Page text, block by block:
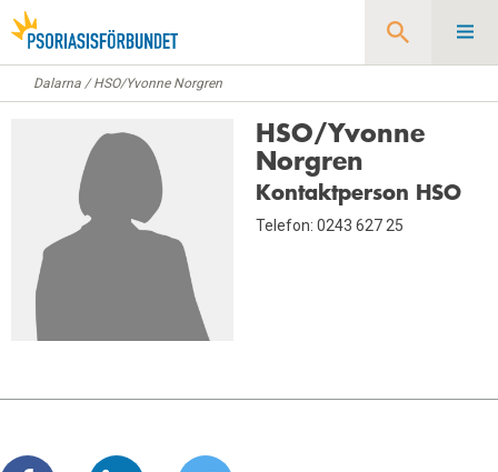
Sök
Dalarna /HSO/Yvonne Norgren
HSO/Yvonne
Norgren
Kontaktperson HSO
Telefon: 0243 627 25